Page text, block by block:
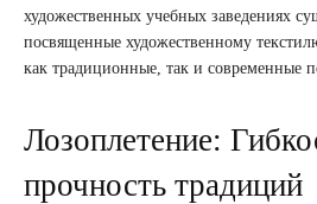
художественных учебных заведениях
посвященные художественному
как традиционные, так и современные
Лозоплетение:
прочность традиций